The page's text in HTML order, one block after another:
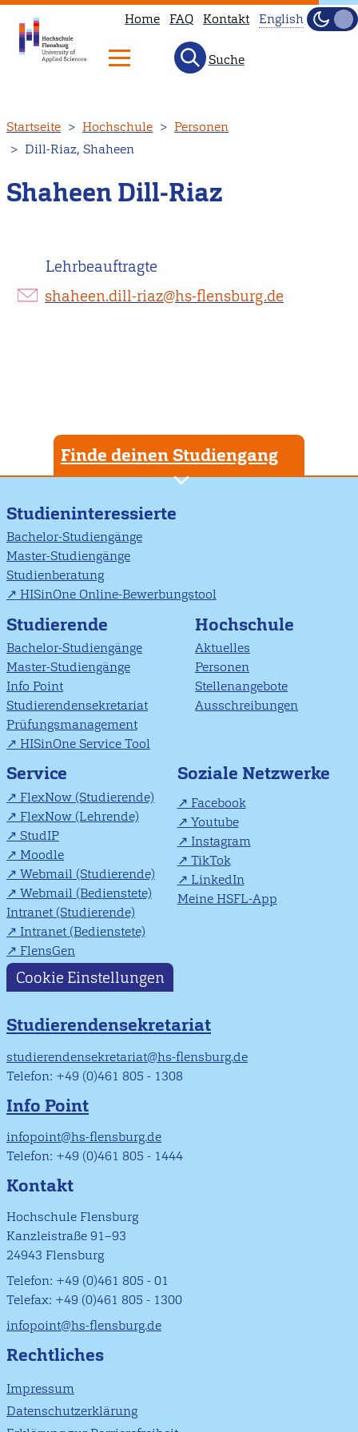
zum
Inhalt
Home FAQ Kontakt
English
English
Hell
Suche
Startseite Hochschule
Personen
Dill-Riaz, Shaheen
Shaheen Dill-Riaz
Lehrbeauftragte
shaheen.dill-riaz@hs-flensburg.de
Finde deinen Studiengang
Studieninteressierte
Bachelor-Studiengänge
Master-Studiengänge
Studienberatung
HISinOne Online-Bewerbungstool
Studierende
Bachelor-Studiengänge
Master-Studiengänge
Info Point
Studierendensekretariat
Prüfungsmanagement
HISinOne Service Tool
Hochschule
Aktuelles
Personen
Stellenangebote
Ausschreibungen
Service
FlexNow (Studierende)
FlexNow (Lehrende)
StudIP
Moodle
Webmail (Studierende)
Webmail (Bedienstete)
Intranet (Studierende)
Intranet (Bedienstete)
FlensGen
Soziale Netzwerke
Facebook
Youtube
Instagram
TikTok
LinkedIn
Meine HSFL-App
Cookie Einstellungen
Studierendensekretariat
studierendensekretariat@hs-flensburg.de
Telefon: +49 (0)461 805 - 1308
Info Point
infopoint@hs-flensburg.de
Telefon: +49 (0)461 805 - 1444
Kontakt
Hochschule Flensburg
Kanzleistraße 91–93
24943 Flensburg
Telefon: +49 (0)461 805 - 01
Telefax: +49 (0)461 805 - 1300
infopoint@hs-flensburg.de
Rechtliches
Impressum
Datenschutzerklärung